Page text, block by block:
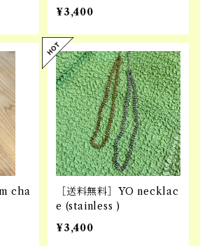
¥3,400
cha
［送料無料］YO necklac
e (stainless )
¥3,400